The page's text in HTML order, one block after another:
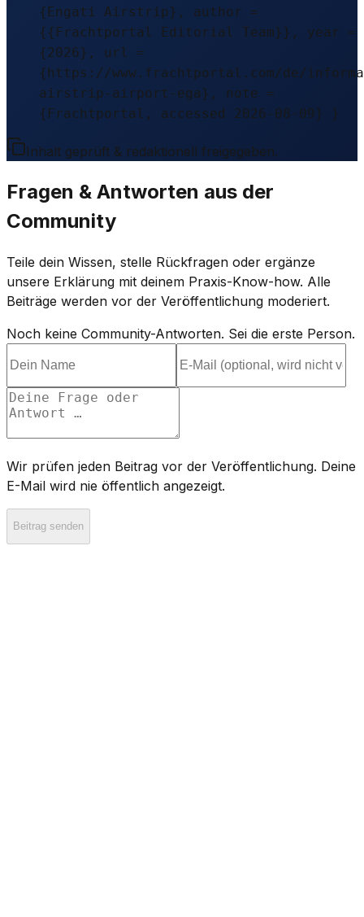
{Engati Airstrip}, author =
{{Frachtportal Editorial Team}}, year =
{2026}, url =
{https://www.frachtportal.com/de/
airstrip-airport-ega}, note =
{Frachtportal, accessed 2026-08-09} }
Inhalt geprüft & redaktionell freigegeben.
Fragen & Antworten aus der
Community
Teile dein Wissen, stelle Rückfragen oder ergänze
unsere Erklärung mit deinem Praxis-Know-how. Alle
Beiträge werden vor der Veröffentlichung moderiert.
Noch keine Community-Antworten. Sei die erste Person.
Wir prüfen jeden Beitrag vor der Veröffentlichung. Deine
E-Mail wird nie öffentlich angezeigt.
Beitrag senden